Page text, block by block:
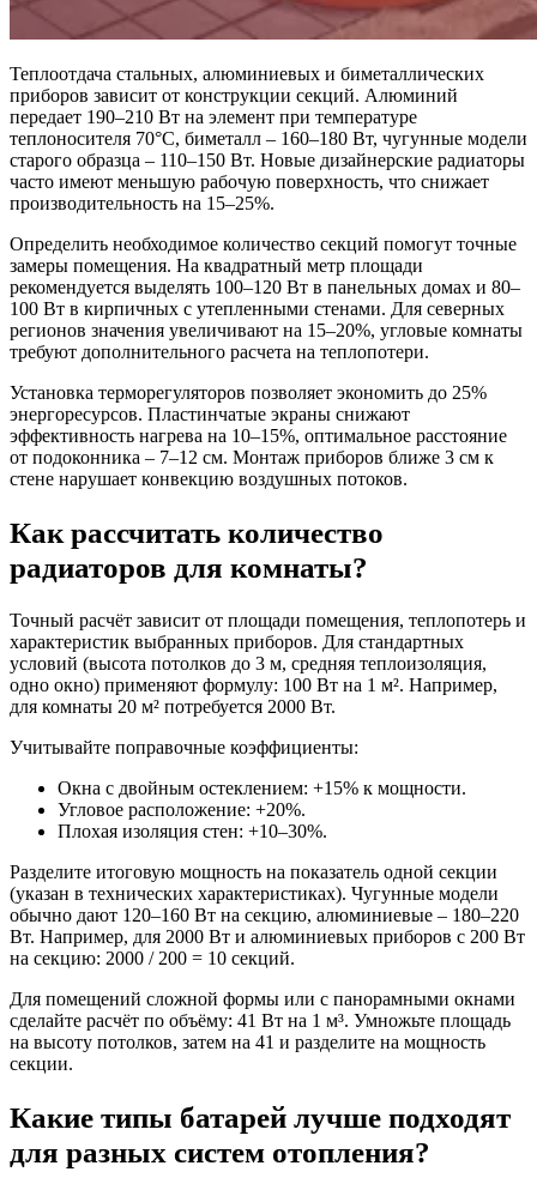
Теплоотдача стальных, алюминиевых и биметаллических
приборов зависит от конструкции секций. Алюминий
передает 190–210 Вт на элемент при температуре
теплоносителя 70°C, биметалл – 160–180 Вт, чугунные модели
старого образца – 110–150 Вт. Новые дизайнерские радиаторы
часто имеют меньшую рабочую поверхность, что снижает
производительность на 15–25%.
Определить необходимое количество секций помогут точные
замеры помещения. На квадратный метр площади
рекомендуется выделять 100–120 Вт в панельных домах и 80–
100 Вт в кирпичных с утепленными стенами. Для северных
регионов значения увеличивают на 15–20%, угловые комнаты
требуют дополнительного расчета на теплопотери.
Установка терморегуляторов позволяет экономить до 25%
энергоресурсов. Пластинчатые экраны снижают
эффективность нагрева на 10–15%, оптимальное расстояние
от подоконника – 7–12 см. Монтаж приборов ближе 3 см к
стене нарушает конвекцию воздушных потоков.
Как рассчитать количество
радиаторов для комнаты?
Точный расчёт зависит от площади помещения, теплопотерь и
характеристик выбранных приборов. Для стандартных
условий (высота потолков до 3 м, средняя теплоизоляция,
одно окно) применяют формулу: 100 Вт на 1 м². Например,
для комнаты 20 м² потребуется 2000 Вт.
Учитывайте поправочные коэффициенты:
Окна с двойным остеклением: +15% к мощности.
Угловое расположение: +20%.
Плохая изоляция стен: +10–30%.
Разделите итоговую мощность на показатель одной секции
(указан в технических характеристиках). Чугунные модели
обычно дают 120–160 Вт на секцию, алюминиевые – 180–220
Вт. Например, для 2000 Вт и алюминиевых приборов с 200 Вт
на секцию: 2000 / 200 = 10 секций.
Для помещений сложной формы или с панорамными окнами
сделайте расчёт по объёму: 41 Вт на 1 м³. Умножьте площадь
на высоту потолков, затем на 41 и разделите на мощность
секции.
Какие типы батарей лучше подходят
для разных систем отопления?